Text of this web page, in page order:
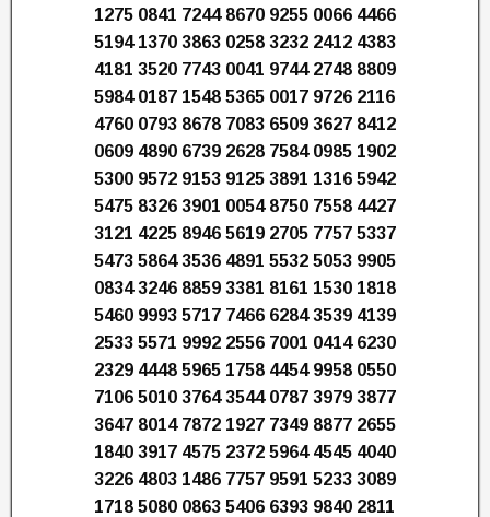
1275 0841 7244 8670 9255 0066 4466
5194 1370 3863 0258 3232 2412 4383
4181 3520 7743 0041 9744 2748 8809
5984 0187 1548 5365 0017 9726 2116
4760 0793 8678 7083 6509 3627 8412
0609 4890 6739 2628 7584 0985 1902
5300 9572 9153 9125 3891 1316 5942
5475 8326 3901 0054 8750 7558 4427
3121 4225 8946 5619 2705 7757 5337
5473 5864 3536 4891 5532 5053 9905
0834 3246 8859 3381 8161 1530 1818
5460 9993 5717 7466 6284 3539 4139
2533 5571 9992 2556 7001 0414 6230
2329 4448 5965 1758 4454 9958 0550
7106 5010 3764 3544 0787 3979 3877
3647 8014 7872 1927 7349 8877 2655
1840 3917 4575 2372 5964 4545 4040
3226 4803 1486 7757 9591 5233 3089
1718 5080 0863 5406 6393 9840 2811